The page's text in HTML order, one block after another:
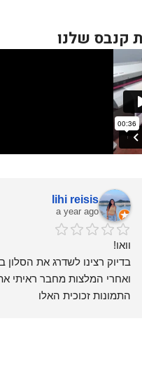
קנבס שלנו
lihi reisis
a year ago
וואו!
התמונות זכוכית האלו